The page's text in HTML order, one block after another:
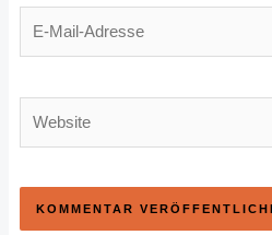
E-
Mail-
Adresse
Website